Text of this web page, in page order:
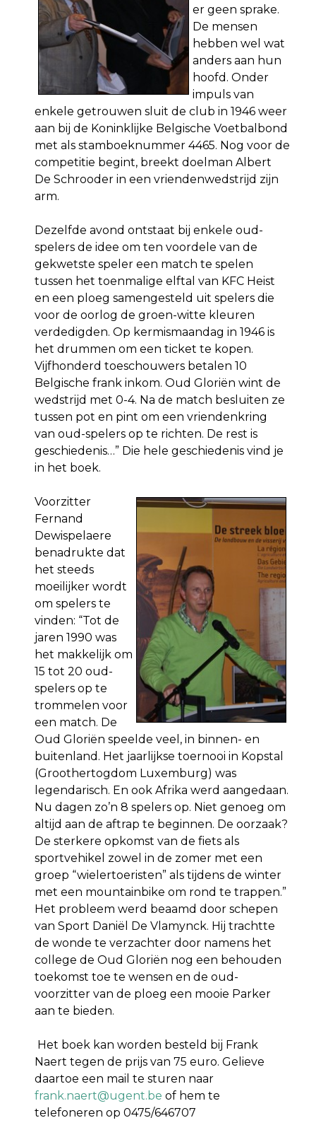
er geen sprake.
De mensen
hebben wel wat
anders aan hun
hoofd. Onder
impuls van
enkele getrouwen sluit de club in 1946 weer
aan bij de Koninklijke Belgische Voetbalbond
met als stamboeknummer 4465. Nog voor de
competitie begint, breekt doelman Albert
De Schrooder in een vriendenwedstrijd zijn
arm.
Dezelfde avond ontstaat bij enkele oud-
spelers de idee om ten voordele van de
gekwetste speler een match te spelen
tussen het toenmalige elftal van KFC Heist
en een ploeg samengesteld uit spelers die
voor de oorlog de groen-witte kleuren
verdedigden. Op kermismaandag in 1946 is
het drummen om een ticket te kopen.
Vijfhonderd toeschouwers betalen 10
Belgische frank inkom. Oud Gloriën wint de
wedstrijd met 0-4. Na de match besluiten ze
tussen pot en pint om een vriendenkring
van oud-spelers op te richten. De rest is
geschiedenis…” Die hele geschiedenis vind je
in het boek.
Voorzitter
Fernand
Dewispelaere
benadrukte dat
het steeds
moeilijker wordt
om spelers te
vinden: “Tot de
jaren 1990 was
het makkelijk om
15 tot 20 oud-
spelers op te
trommelen voor
een match. De
Oud Gloriën speelde veel, in binnen- en
buitenland. Het jaarlijkse toernooi in Kopstal
(Groothertogdom Luxemburg) was
legendarisch. En ook Afrika werd aangedaan.
Nu dagen zo’n 8 spelers op. Niet genoeg om
altijd aan de aftrap te beginnen. De oorzaak?
De sterkere opkomst van de fiets als
sportvehikel zowel in de zomer met een
groep “wielertoeristen” als tijdens de winter
met een mountainbike om rond te trappen.”
Het probleem werd beaamd door schepen
van Sport Daniël De Vlamynck. Hij trachtte
de wonde te verzachter door namens het
college de Oud Gloriën nog een behouden
toekomst toe te wensen en de oud-
voorzitter van de ploeg een mooie Parker
aan te bieden.
Het boek kan worden besteld bij Frank
Naert tegen de prijs van 75 euro. Gelieve
daartoe een mail te sturen naar
frank.naert@ugent.be of hem te
telefoneren op 0475/646707